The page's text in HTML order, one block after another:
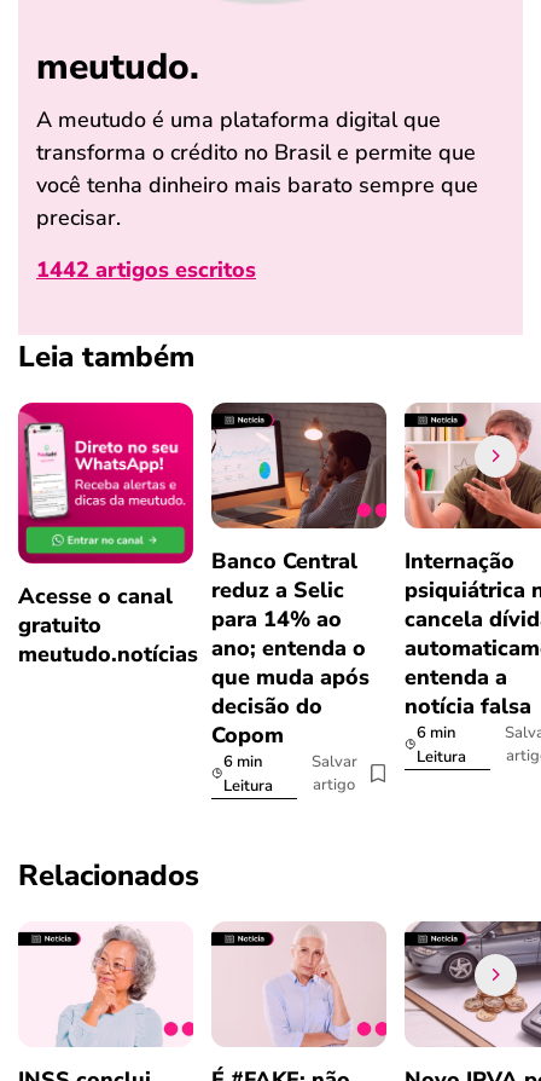
meutudo.
A meutudo é uma plataforma digital que
transforma o crédito no Brasil e permite que
você tenha dinheiro mais barato sempre que
precisar.
1442 artigos escritos
Leia também
Acesse o canal
gratuito
meutudo.notícias
Banco Central
reduz a Selic
para 14% ao
ano; entenda o
que muda após
decisão do
Copom
6 min
Leitura
Salvar
artigo
Internação
psiquiátrica
cancela
entenda a
notícia falsa
6 min
Leitura
Relacionados